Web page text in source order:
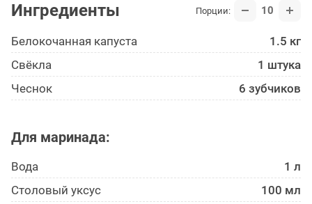
Ингредиенты Порции: 10
Белокоча­нная капуста
1.5 кг
Свёкла
1 штука
Чеснок
6 зубчиков
Для маринада:
Вода
1 л
Столовый уксус
100 мл